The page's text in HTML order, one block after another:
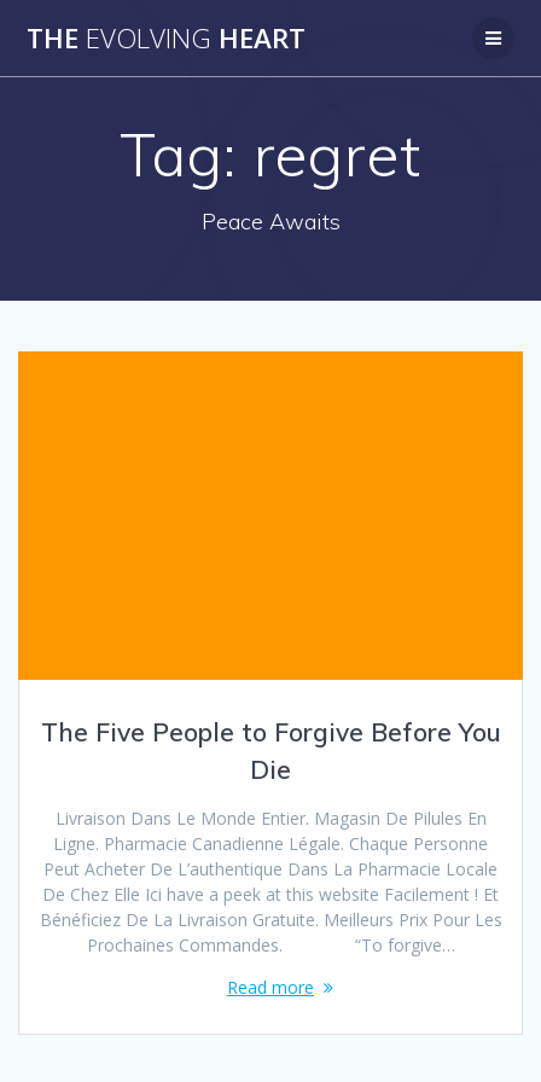
to
THE EVOLVING HEART
Tag: regret
Peace Awaits
The Five People to Forgive Before You
Die
Livraison Dans Le Monde Entier. Magasin De Pilules En
Ligne. Pharmacie Canadienne Légale. Chaque Personne
Peut Acheter De L’authentique Dans La Pharmacie Locale
De Chez Elle Ici have a peek at this website Facilement ! Et
Bénéficiez De La Livraison Gratuite. Meilleurs Prix Pour Les
Prochaines Commandes. “To forgive…
Read more